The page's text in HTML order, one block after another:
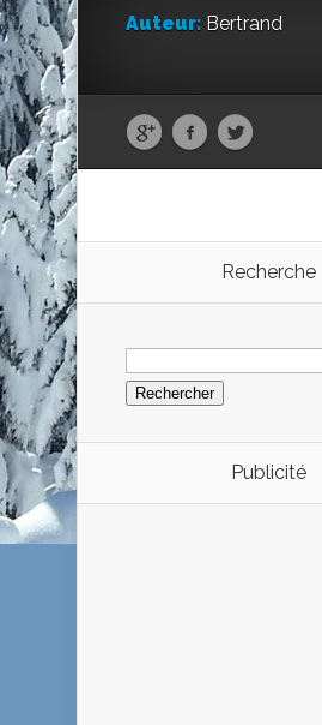
Auteur: Bertrand
Recherche
Rechercher :
Publicité